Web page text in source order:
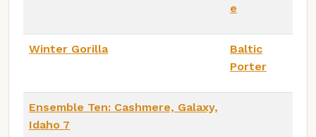
e
Winter Gorilla
Baltic
Porter
Ensemble Ten: Cashmere, Galaxy,
Idaho 7